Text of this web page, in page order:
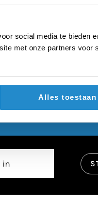
social media te bieden
met onze partners voor
Alles toestaan